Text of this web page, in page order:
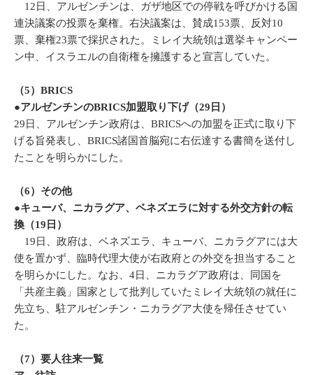
12日、アルゼンチンは、ガザ地区での停戦を呼びかける国
連決議案の投票を棄権。右決議案は、賛成153票、反対10
票、棄権23票で採択された。ミレイ大統領は選挙キャンペー
ン中、イスラエルの自衛権を擁護すると宣言していた。
（5）BRICS
●アルゼンチンのBRICS加盟取り下げ（29日）
29日、アルゼンチン政府は、BRICSへの加盟を正式に取り下
げる旨発表し、BRICS諸国首脳宛に右伝達する書簡を送付し
たことを明らかにした。
（6）その他
●キューバ、ニカラグア、ベネズエラに対する外交方針の転
換（19日）
19日、政府は、ベネズエラ、キューバ、ニカラグアには大
使を置かず、臨時代理大使が右政府との外交を担当すること
を明らかにした。なお、4日、ニカラグア政府は、同国を
「共産主義」国家として批判していたミレイ大統領の就任に
先立ち、駐アルゼンチン・ニカラグア大使を帰任させてい
た。
（7） 要人往来一覧